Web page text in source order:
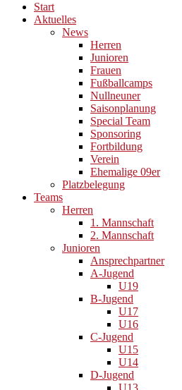
Start
Aktuelles
News
Herren
Junioren
Frauen
Fußballcamps
Nullneuner
Saisonplanung
Special Team
Sponsoring
Fortbildung
Verein
Ehemalige 09er
Platzbelegung
Teams
Herren
1. Mannschaft
2. Mannschaft
Junioren
Ansprechpartner
A-Jugend
U19
B-Jugend
U17
U16
C-Jugend
U15
U14
D-Jugend
U13